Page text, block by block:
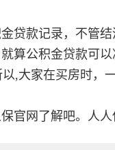
贷款记录，不管
算公积金贷款可
,大家在买房时，
官网了解吧。人